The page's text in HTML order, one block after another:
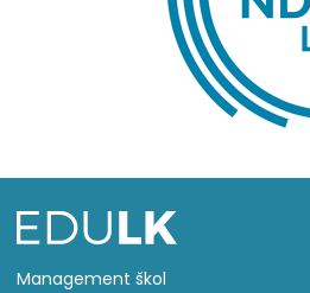
Management škol